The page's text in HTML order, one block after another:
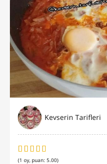
Kevserin Tarifleri
(1 oy, puan: 5.00)